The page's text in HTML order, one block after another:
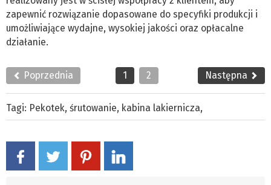
zapewnić rozwiązanie dopasowane do specyfiki produkcji i
umożliwiające wydajne, wysokiej jakości oraz opłacalne
działanie.
Poprzednia 1 2 Następna
Tagi: Pekotek, śrutowanie, kabina lakiernicza,